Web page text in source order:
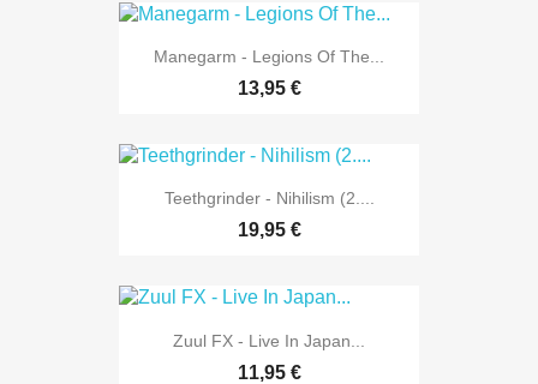
Manegarm - Legions Of The...
13,95 €
Teethgrinder - Nihilism (2....
19,95 €
Zuul FX - Live In Japan...
11,95 €